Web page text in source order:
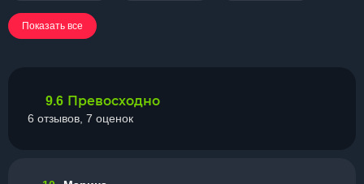
Показать все
9.6 Превосходно
6 отзывов, 7 оценок